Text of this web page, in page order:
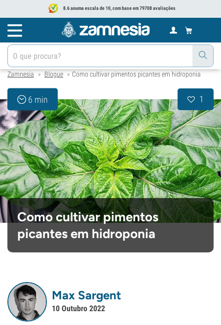
8.6 anuma escala de 10, com base em 79708 avaliações
Zamnesia > Blogue > Como cultivar pimentos picantes em hidroponia
6 min 1
Como cultivar pimentos
picantes em hidroponia
Max Sargent
10 Outubro 2022